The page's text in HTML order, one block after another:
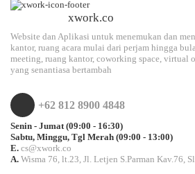
xwork.co
Website dan Aplikasi untuk menemukan dan
kantor, ruang acara mulai dari perjam hingga
meeting, ruang kantor, coworking space, virtual
yang senantiasa bertambah
+62 812 8900 4848
Senin - Jumat (09:00 - 16:30)
Sabtu, Minggu, Tgl Merah (09:00 - 13:00)
E. cs@xwork.co
A. Wisma 76, lt.23, Jl. Letjen S.Parman Kav.76,